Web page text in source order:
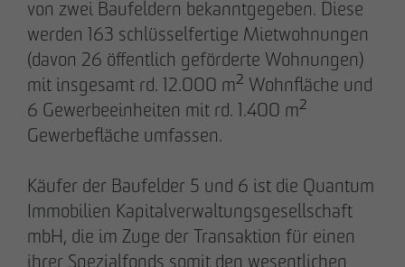
von zwei Baufeldern bekanntgegeben. Diese
werden 163 schlüsselfertige Mietwohnungen
(davon 26 öffentlich geförderte Wohnungen)
mit insgesamt rd. 12.000 m² Wohnfläche und
6 Gewerbeeinheiten mit rd. 1.400 m²
Gewerbefläche umfassen.
Käufer der Baufelder 5 und 6 ist die Quantum
Immobilien Kapitalverwaltungsgesellschaft
mbH, die im Zuge der Transaktion für einen
ihrer Spezialfonds somit den wesentlichen
28.05.2026
Berlin-Pankow: OTTO WULFF feiert
Spatenstich für erstes Wohnprojekt in